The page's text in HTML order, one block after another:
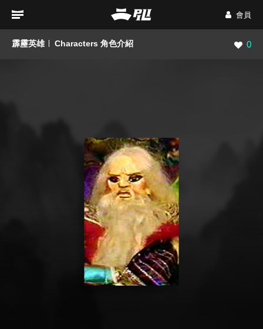
會員
霹靂英雄 Characters 角色介紹 瀏覽
0